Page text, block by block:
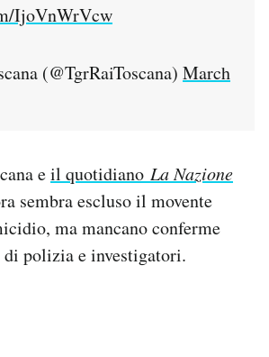
IjoVnWrVcw
(@TgrRaiToscana) March
eil quotidiano La Nazione
sembra escluso il movente
ma mancano conferme
polizia e investigatori.